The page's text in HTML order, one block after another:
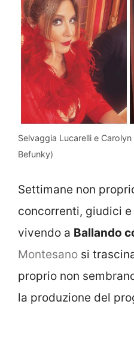
Selvaggia Lucarelli e
Befunky)
Settimane non
concorrenti, giudici
vivendo a Ballando
Montesano si
proprio non
la produzione del